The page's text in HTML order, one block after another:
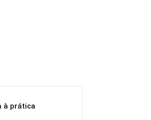
à prática